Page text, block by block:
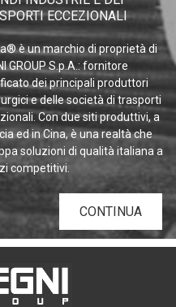
ECCEZIONALI
è un marchio di proprietà di
GROUP S.p.A.: fornitore
dei principali produttori
e delle società di trasporti
Con due siti produttivi, a
ed in Cina, è una realtà che
soluzioni di qualità italiana a
competitivi.
CONTINUA